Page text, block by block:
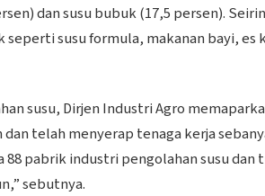
dan susu bubuk (17,5 persen).
susu formula, makanan bayi,
susu, Dirjen Industri Agro
telah menyerap tenaga kerja
88 pabrik industri pengolahan susu
sebutnya.